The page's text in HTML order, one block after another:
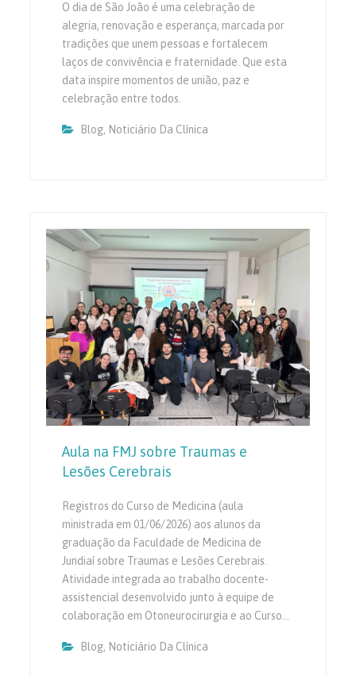
O dia de São João é uma celebração de
alegria, renovação e esperança, marcada por
tradições que unem pessoas e fortalecem
laços de convivência e fraternidade. Que esta
data inspire momentos de união, paz e
celebração entre todos.
Blog, Noticiário Da Clínica
Aula na FMJ sobre Traumas e
Lesões Cerebrais
Registros do Curso de Medicina (aula
ministrada em 01/06/2026) aos alunos da
graduação da Faculdade de Medicina de
Jundiaí sobre Traumas e Lesões Cerebrais.
Atividade integrada ao trabalho docente-
assistencial desenvolvido junto à equipe de
colaboração em Otoneurocirurgia e ao Curso…
Blog, Noticiário Da Clínica